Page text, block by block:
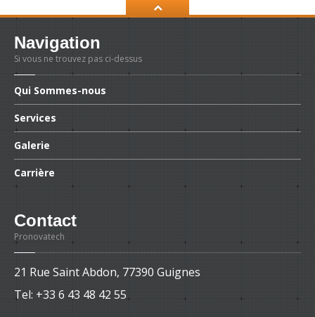
Navigation
Si vous ne trouvez pas ci-dessus
Qui Sommes-nous
Services
Galerie
Carrière
Contact
Pronovatech
21 Rue Saint Abdon, 77390 Guignes
Tel: +33 6 43 48 42 55